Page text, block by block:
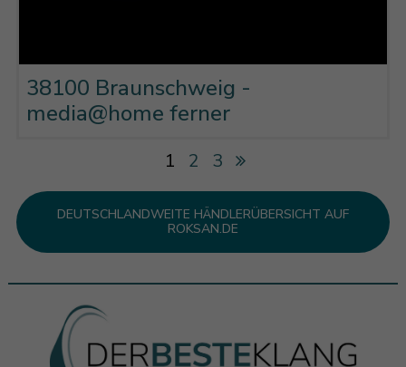
38100 Braunschweig -
media@home ferner
1 2 3
DEUTSCHLANDWEITE HÄNDLERÜBERSICHT AUF
ROKSAN.DE